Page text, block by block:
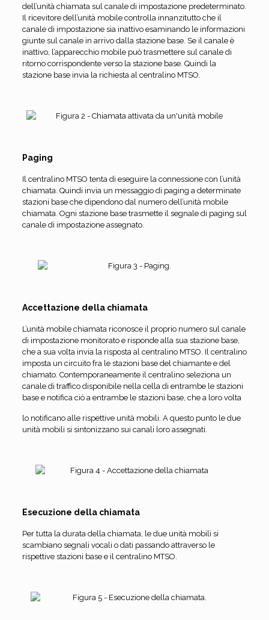
dell’unità chiamata sul canale di impostazione predeterminato.
Il ricevitore dell’unità mobile controlla innanzitutto che il
canale di impostazione sia inattivo esaminando le informazioni
giunte sul canale in arrivo dalla stazione base. Se il canale è
inattivo, l’apparecchio mobile può trasmettere sul canale di
ritorno corrispondente verso la stazione base. Quindi la
stazione base invia la richiesta al centralino MTSO.
Paging
Il centralino MTSO tenta di eseguire la connessione con l’unità
chiamata. Quindi invia un messaggio di paging a determinate
stazioni base che dipendono dal numero dell’unità mobile
chiamata. Ogni stazione base trasmette il segnale di paging sul
canale di impostazione assegnato.
Accettazione della chiamata
L’unità mobile chiamata riconosce il proprio numero sul canale
di impostazione monitorato e risponde alla sua stazione base,
che a sua volta invia la risposta al centralino MTSO. Il centralino
imposta un circuito fra le stazioni base del chiamante e del
chiamato. Contemporaneamente il centralino seleziona un
canale di traffico disponibile nella cella di entrambe le stazioni
base e notifica ciò a entrambe le stazioni base, che a loro volta
lo notificano alle rispettive unità mobili. A questo punto le due
unità mobili si sintonizzano sui canali loro assegnati.
Esecuzione della chiamata
Per tutta la durata della chiamata, le due unità mobili si
scambiano segnali vocali o dati passando attraverso le
rispettive stazioni base e il centralino MTSO.